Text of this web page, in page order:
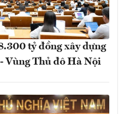
tỷ đồng xây dựng
Vùng Thủ đô Hà Nội